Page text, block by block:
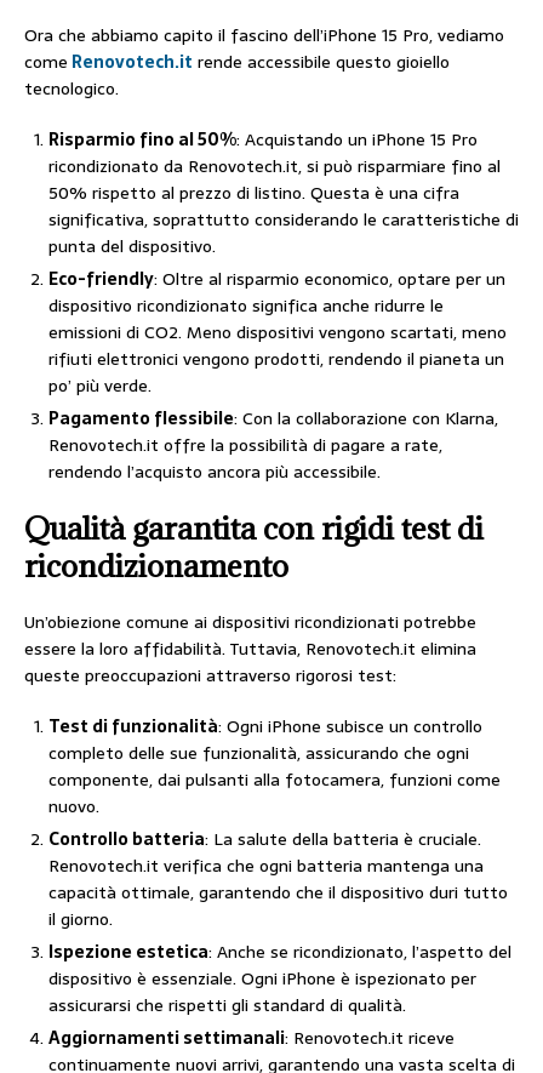
Ora che abbiamo capito il fascino dell’iPhone 15 Pro, vediamo
come Renovotech.it rende accessibile questo gioiello
tecnologico.
Risparmio fino al 50%: Acquistando un iPhone 15 Pro
ricondizionato da Renovotech.it, si può risparmiare fino al
50% rispetto al prezzo di listino. Questa è una cifra
significativa, soprattutto considerando le caratteristiche di
punta del dispositivo.
Eco-friendly: Oltre al risparmio economico, optare per un
dispositivo ricondizionato significa anche ridurre le
emissioni di CO2. Meno dispositivi vengono scartati, meno
rifiuti elettronici vengono prodotti, rendendo il pianeta un
po’ più verde.
Pagamento flessibile: Con la collaborazione con Klarna,
Renovotech.it offre la possibilità di pagare a rate,
rendendo l’acquisto ancora più accessibile.
Qualità garantita con rigidi test di
ricondizionamento
Un’obiezione comune ai dispositivi ricondizionati potrebbe
essere la loro affidabilità. Tuttavia, Renovotech.it elimina
queste preoccupazioni attraverso rigorosi test:
Test di funzionalità: Ogni iPhone subisce un controllo
completo delle sue funzionalità, assicurando che ogni
componente, dai pulsanti alla fotocamera, funzioni come
nuovo.
Controllo batteria: La salute della batteria è cruciale.
Renovotech.it verifica che ogni batteria mantenga una
capacità ottimale, garantendo che il dispositivo duri tutto
il giorno.
Ispezione estetica: Anche se ricondizionato, l’aspetto del
dispositivo è essenziale. Ogni iPhone è ispezionato per
assicurarsi che rispetti gli standard di qualità.
Aggiornamenti settimanali: Renovotech.it riceve
continuamente nuovi arrivi, garantendo una vasta scelta di